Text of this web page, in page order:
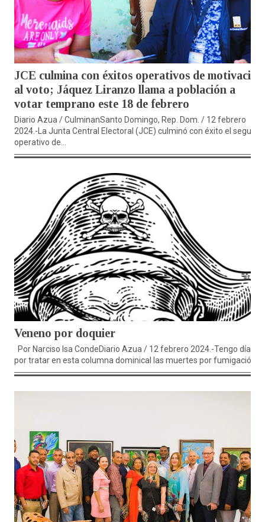
JCE culmina con éxitos operativos de motivación
al voto; Jáquez Liranzo llama a población a
votar temprano este 18 de febrero
Diario Azua / CulminanSanto Domingo, Rep. Dom. / 12 febrero
2024.-La Junta Central Electoral (JCE) culminó con éxito el segundo
operativo de...
Veneno por doquier
Por Narciso Isa CondeDiario Azua / 12 febrero 2024.-Tengo días
por tratar en esta columna dominical las muertes por fumigación,...